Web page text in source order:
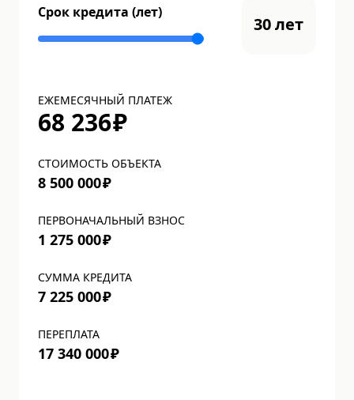
Срок кредита (лет)
30лет
ЕЖЕМЕСЯЧНЫЙ ПЛАТЕЖ
68 236₽
СТОИМОСТЬ ОБЪЕКТА
8 500 000₽
ПЕРВОНАЧАЛЬНЫЙ ВЗНОС
1 275 000₽
СУММА КРЕДИТА
7 225 000₽
ПЕРЕПЛАТА
17 340 000₽